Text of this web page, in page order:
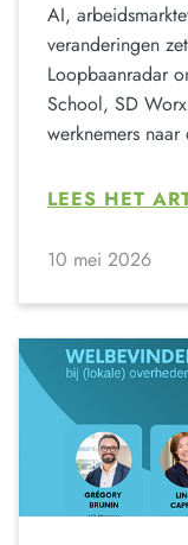
AI,
veranderingen
Loopbaanradar
School, SD
werknemers
LEES HET
10 mei 2026